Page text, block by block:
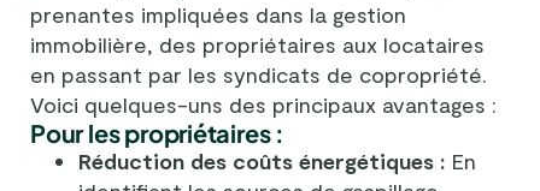
prenantes impliquées dans la gestion
immobilière, des propriétaires aux locataires
en passant par les syndicats de copropriété.
Voici quelques-uns des principaux avantages :
Pour les propriétaires :
Réduction des coûts énergétiques : En